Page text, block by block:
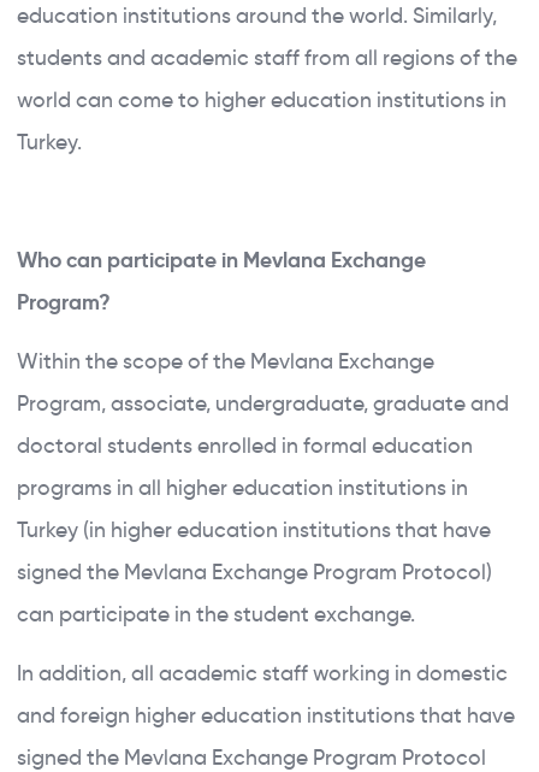
education institutions around the world. Similarly,
students and academic staff from all regions of the
world can come to higher education institutions in
Turkey.
Who can participate in Mevlana Exchange
Program?
Within the scope of the Mevlana Exchange
Program, associate, undergraduate, graduate and
doctoral students enrolled in formal education
programs in all higher education institutions in
Turkey (in higher education institutions that have
signed the Mevlana Exchange Program Protocol)
can participate in the student exchange.
In addition, all academic staff working in domestic
and foreign higher education institutions that have
signed the Mevlana Exchange Program Protocol